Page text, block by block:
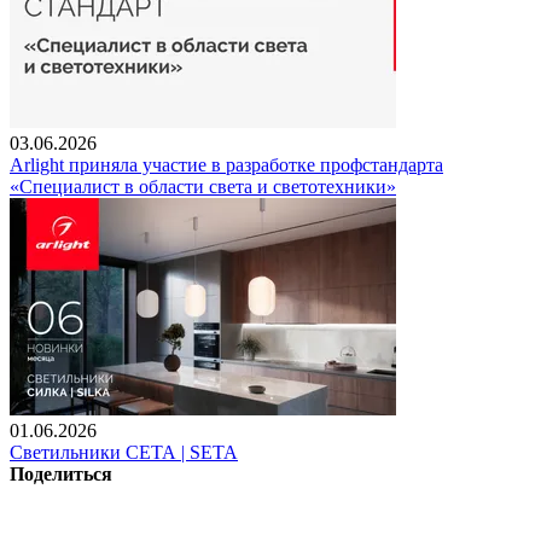
03.06.2026
Arlight приняла участие в разработке профстандарта
«Специалист в области света и светотехники»
01.06.2026
Светильники СЕТА | SETA
Поделиться